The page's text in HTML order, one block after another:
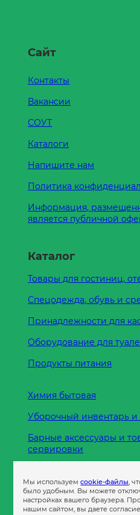
Сайт
Контакты
Вакансии
СОУТ
Каталоги
Напишите нам
Политика
Информация,
является публичной
Каталог
Товары для гостиниц,
Спецодежда, обувь и
Принадлежности для
Оборудование для
Продукты питания
Химия бытовая
Уборочный инвентарь и
Барные аксессуары и
сервировки
Пленка
Мы используемcookie-файлы,
было удобным. Вы можете
настройках вашего браузера.
нашим сайтом, вы даете